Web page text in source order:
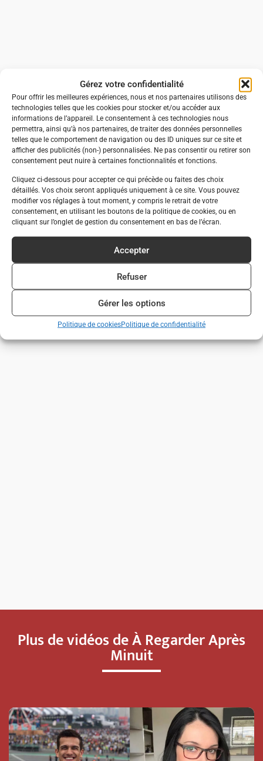
Gérez votre confidentialité
Pour offrir les meilleures expériences, nous et nos partenaires utilisons des
technologies telles que les cookies pour stocker et/ou accéder aux
informations de l’appareil. Le consentement à ces technologies nous
permettra, ainsi qu’à nos partenaires, de traiter des données personnelles
telles que le comportement de navigation ou des ID uniques sur ce site et
afficher des publicités (non-) personnalisées. Ne pas consentir ou retirer son
consentement peut nuire à certaines fonctionnalités et fonctions.
Cliquez ci-dessous pour accepter ce qui précède ou faites des choix
détaillés. Vos choix seront appliqués uniquement à ce site. Vous pouvez
modifier vos réglages à tout moment, y compris le retrait de votre
consentement, en utilisant les boutons de la politique de cookies, ou en
cliquant sur l’onglet de gestion du consentement en bas de l’écran.
Accepter
Refuser
Gérer les options
Politique de cookiesPolitique de confidentialité
Plus de vidéos de À Regarder Après
Minuit